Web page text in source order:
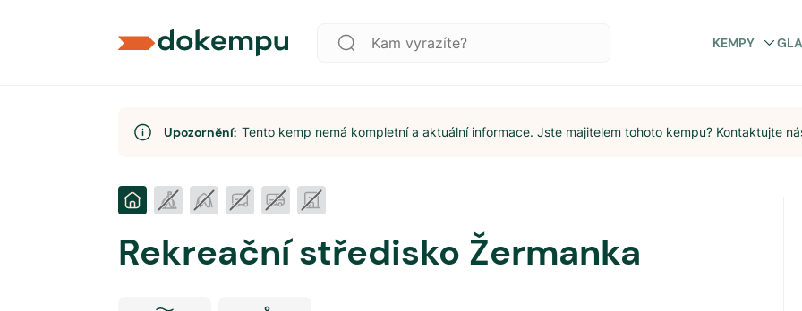
KEMPY
Upozornění: Tento kemp nemá kompletní a aktuální informace. Jste majitelem tohoto kempu? Kontaktujte
Rekreační středisko Žermanka